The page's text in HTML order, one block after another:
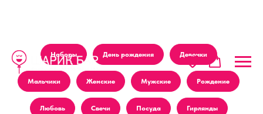
Наборы День рождения Девочки
Мальчики Женские Мужские Рождение
Любовь Свечи Посуда Гирлянды